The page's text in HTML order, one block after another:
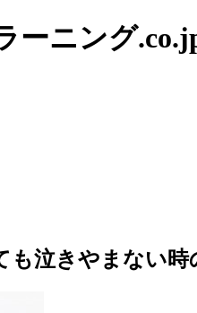
ーニング
泣きやまない